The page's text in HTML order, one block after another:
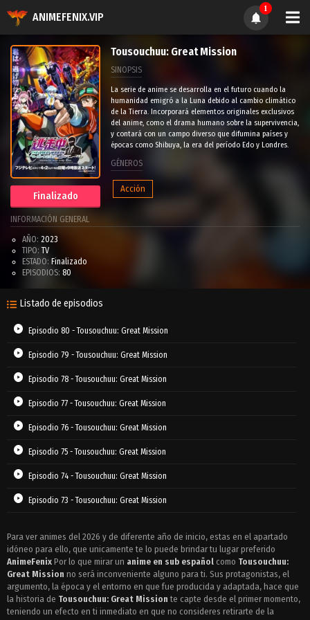
ANIMEFENIX.VIP
1
Finalizado
Tousouchuu: Great Mission
SINOPSIS
La serie de anime se desarrolla en el futuro cuando la
humanidad emigró a la Luna debido al cambio climático
de la Tierra. Incorporará elementos originales exclusivos
del anime, como el drama humano sobre la supervivencia,
y contará con un campo diverso que difumina países y
épocas como Shibuya, la era del período Edo y Londres.
GÉNEROS
Acción
INFORMACIÓN GENERAL
AÑO: 2023
TIPO: TV
ESTADO: Finalizado
EPISODIOS: 80
Listado de episodios
Episodio 80 - Tousouchuu: Great Mission
Episodio 79 - Tousouchuu: Great Mission
Episodio 78 - Tousouchuu: Great Mission
Episodio 77 - Tousouchuu: Great Mission
Episodio 76 - Tousouchuu: Great Mission
Episodio 75 - Tousouchuu: Great Mission
Episodio 74 - Tousouchuu: Great Mission
Episodio 73 - Tousouchuu: Great Mission
Episodio 71 - Tousouchuu: Great Mission
Episodio 70 - Tousouchuu: Great Mission
Episodio 69 - Tousouchuu: Great Mission
Para ver animes del 2026 y de diferente año de inicio, estas en el apartado
idóneo para ello, que unicamente te lo puede brindar tu lugar preferido
AnimeFenix Por lo que mirar un anime en sub español como Tousouchuu:
Great Mission no será inconveniente alguno para ti. Sus protagonistas, el
argumento, la época y el entorno en que fue producida y adaptada, hace que
la historia de Tousouchuu: Great Mission te capte desde el primer momento,
teniendo un efecto en ti inmediato en que no consideres retirarte de la